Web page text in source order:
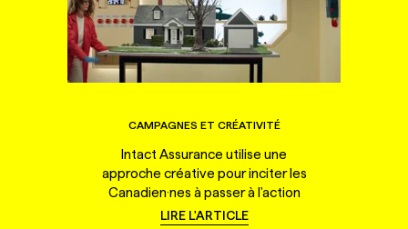
CAMPAGNES ET CRÉATIVITÉ
Intact Assurance utilise une
approche créative pour inciter les
Canadien·nes à passer à l'action
LIRE L'ARTICLE